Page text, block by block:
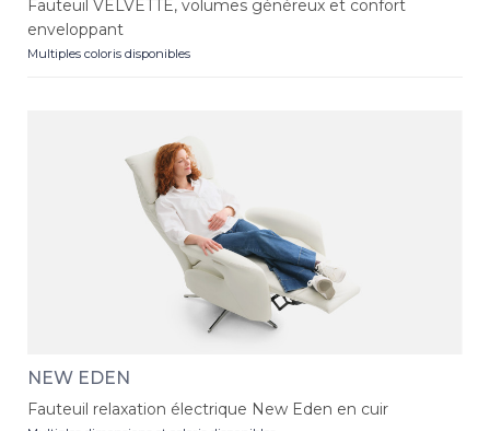
Fauteuil VELVETTE, volumes généreux et confort
enveloppant
Multiples coloris disponibles
NEW EDEN
Fauteuil relaxation électrique New Eden en cuir